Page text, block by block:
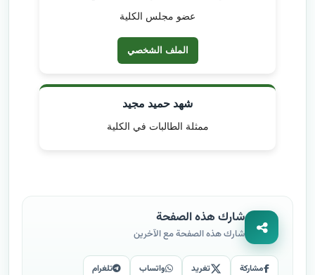
عضو مجلس الكلية
الملف الشخصي
شهد حميد مجيد
ممثلة الطالبات في الكلية
شارك هذه الصفحة
شارك هذه الصفحة مع الآخرين
مشاركة تغريد واتساب تلغرام